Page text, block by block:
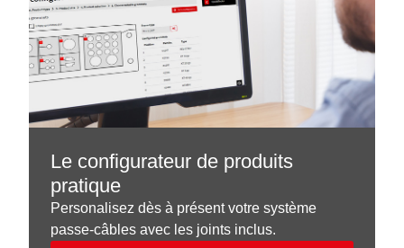
Le configurateur de produits
pratique
Personalisez dès à présent votre système
passe-câbles avec les joints inclus.